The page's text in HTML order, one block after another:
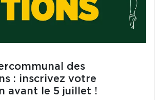
des
: inscrivez votre
avant le 5 juillet !